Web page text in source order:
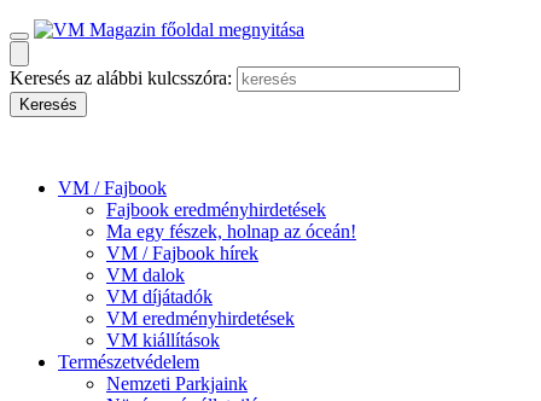
Keresés az alábbi kulcsszóra:
VM / Fajbook
Fajbook eredményhirdetések
Ma egy fészek, holnap az óceán!
VM / Fajbook hírek
VM dalok
VM díjátadók
VM eredményhirdetések
VM kiállítások
Természetvédelem
Nemzeti Parkjaink